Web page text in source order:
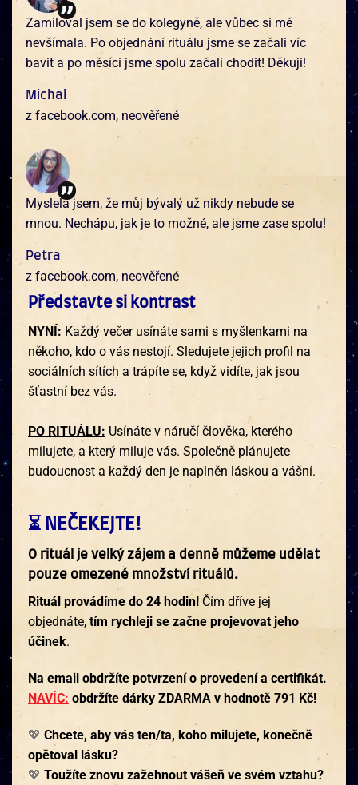
Zamiloval jsem se do kolegyně, ale vůbec si mě
nevšímala. Po objednání rituálu jsme se začali víc
bavit a po měsíci jsme spolu začali chodit! Děkuji!
Michal
z facebook.com, neověřené
Myslela jsem, že můj bývalý už nikdy nebude se
mnou. Nechápu, jak je to možné, ale jsme zase spolu!
Petra
z facebook.com, neověřené
Představte si kontrast
NYNÍ: Každý večer usínáte sami s myšlenkami na
někoho, kdo o vás nestojí. Sledujete jejich profil na
sociálních sítích a trápíte se, když vidíte, jak jsou
šťastní bez vás.
PO RITUÁLU: Usínáte v náručí člověka, kterého
milujete, a který miluje vás. Společně plánujete
budoucnost a každý den je naplněn láskou a vášní.
⏳ NEČEKEJTE!
O rituál je velký zájem a denně můžeme udělat
pouze omezené množství rituálů.
Rituál provádíme do 24 hodin! Čím dříve jej
objednáte, tím rychleji se začne projevovat jeho
účinek.
Na email obdržíte potvrzení o provedení a certifikát.
NAVÍC: obdržíte dárky ZDARMA v hodnotě 791 Kč!
💖 Chcete, aby vás ten/ta, koho milujete, konečně
opětoval lásku?
💖 Toužíte znovu zažehnout vášeň ve svém vztahu?